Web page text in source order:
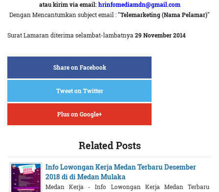
atau kirim via email: hrinfomediamdn@gmail.com
Dengan Mencantumkan subject email :"Telemarketing (Nama Pelamar)"
Surat Lamaran diterima selambat-lambatnya 29 November 2014
Share on Facebook
Tweet on Twitter
Plus on Google+
Related Posts
Info Lowongan Kerja Medan Terbaru Desember
2018 di di Medan Mulaka
Medan Kerja - Info Lowongan Kerja Medan Terbaru